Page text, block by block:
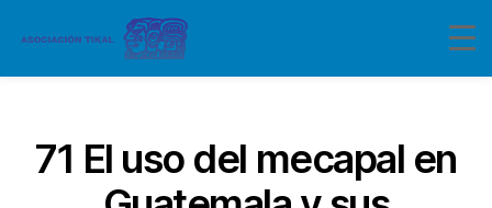
71 El uso del mecapal en